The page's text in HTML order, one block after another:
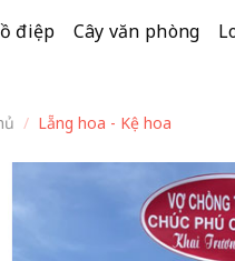
điệp Cây văn phòng
/ Lẵng hoa - Kệ hoa